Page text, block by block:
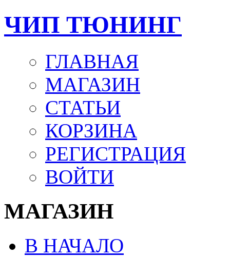
ЧИП ТЮНИНГ
ГЛАВНАЯ
МАГАЗИН
СТАТЬИ
КОРЗИНА
РЕГИСТРАЦИЯ
ВОЙТИ
МАГАЗИН
В НАЧАЛО